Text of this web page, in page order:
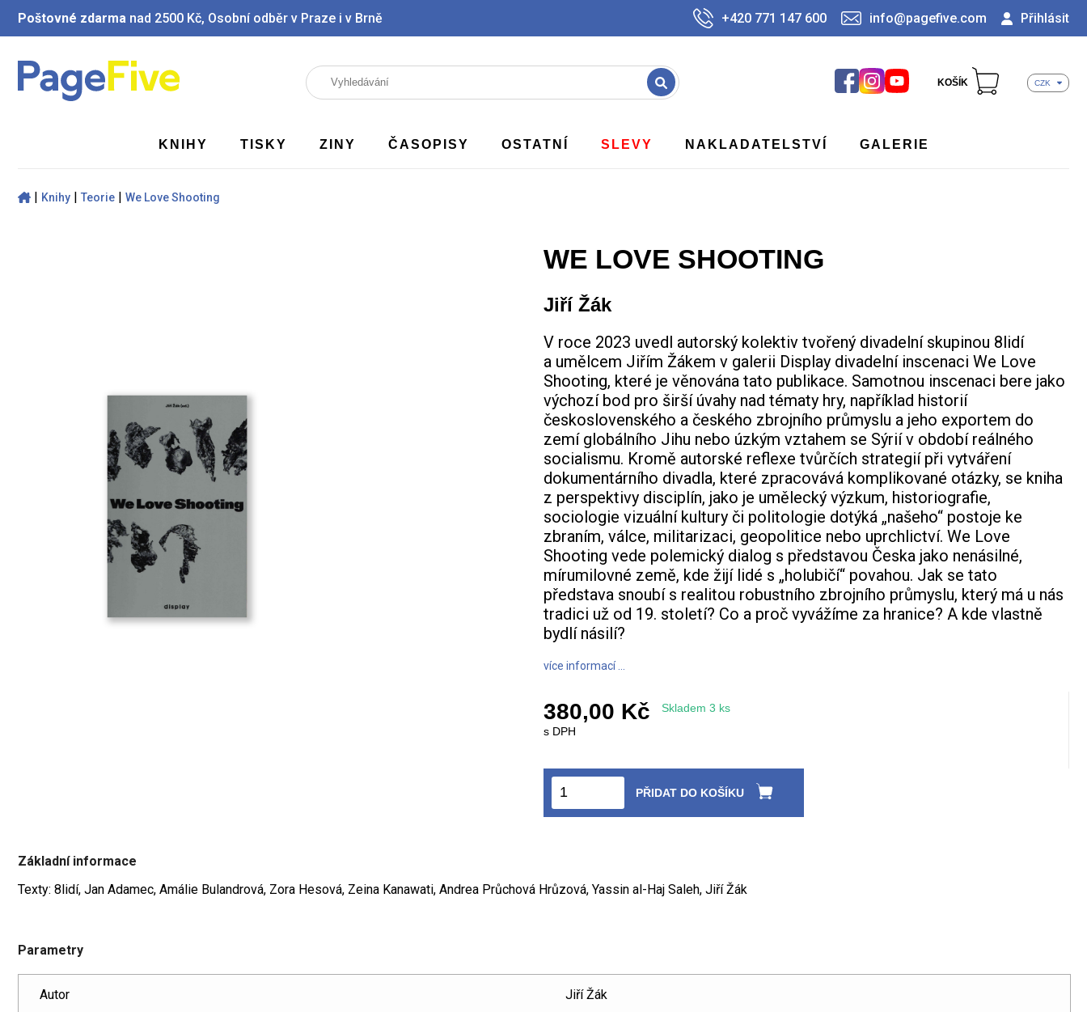
Poštovné zdarma nad 2500 Kč, Osobní odběr v Praze i v Brně +420 771 147 600 info@pagefive.com Přihlásit
KOŠÍK CZK
KNIHY TISKY ZINY ČASOPISY OSTATNÍ SLEVY NAKLADATELSTVÍ GALERIE
| Knihy| Teorie| We Love Shooting
WE LOVE SHOOTING
Jiří Žák
V roce 2023 uvedl autorský kolektiv tvořený divadelní skupinou 8lidí
a umělcem Jiřím Žákem v galerii Display divadelní inscenaci We Love
Shooting, které je věnována tato publikace. Samotnou inscenaci bere jako
výchozí bod pro širší úvahy nad tématy hry, například historií
československého a českého zbrojního průmyslu a jeho exportem do
zemí globálního Jihu nebo úzkým vztahem se Sýrií v období reálného
socialismu. Kromě autorské reflexe tvůrčích strategií při vytváření
dokumentárního divadla, které zpracovává komplikované otázky, se kniha
z perspektivy disciplín, jako je umělecký výzkum, historiografie,
sociologie vizuální kultury či politologie dotýká „našeho“ postoje ke
zbraním, válce, militarizaci, geopolitice nebo uprchlictví. We Love
Shooting vede polemický dialog s představou Česka jako nenásilné,
mírumilovné země, kde žijí lidé s „holubičí“ povahou. Jak se tato
představa snoubí s realitou robustního zbrojního průmyslu, který má u nás
tradici už od 19. století? Co a proč vyvážíme za hranice? A kde vlastně
bydlí násilí?
více informací ...
380,00 Kč
Skladem 3 ks
s DPH
PŘIDAT DO KOŠÍKU
Základní informace
Texty: 8lidí, Jan Adamec, Amálie Bulandrová, Zora Hesová, Zeina Kanawati, Andrea Průchová Hrůzová, Yassin al-Haj Saleh, Jiří Žák
Parametry
Autor Jiří Žák